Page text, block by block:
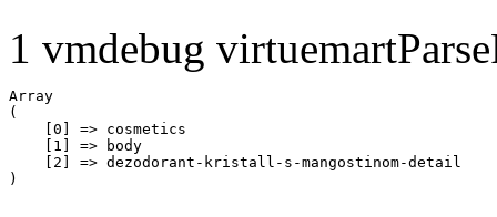
1 vmdebug
Array
(
    [0] => cosmetics
    [1] => body
    [2] => dezodorant-kristall-s-mangostinom-detail